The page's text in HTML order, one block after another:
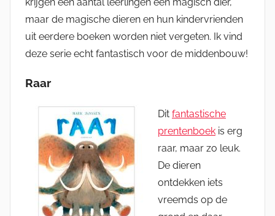
maar de magische dieren en hun kindervrienden
uit eerdere boeken worden niet vergeten. Ik vind
deze serie echt fantastisch voor de middenbouw!
Raar
Dit fantastische
prentenboek is erg
raar, maar zo leuk.
De dieren
ontdekken iets
vreemds op de